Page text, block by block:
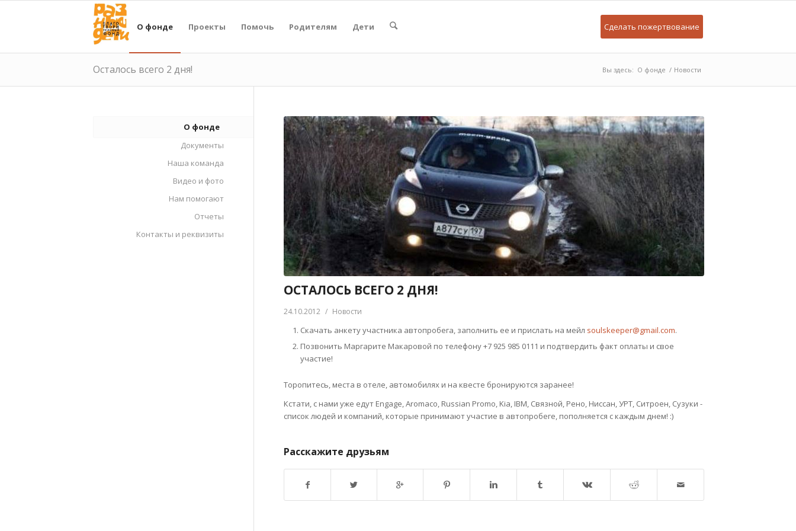
О фонде Проекты Помочь Родителям Дети Сделать пожертвование
Осталось всего 2 дня! Вы здесь: О фонде / Новости
О фонде
Документы
Наша команда
Видео и фото
Нам помогают
Отчеты
Контакты и реквизиты
ОСТАЛОСЬ ВСЕГО 2 ДНЯ!
24.10.2012 / Новости
Скачать анкету участника автопробега, заполнить ее и прислать на мейл soulskeeper@gmail.com.
Позвонить Маргарите Макаровой по телефону +7 925 985 0111 и подтвердить факт оплаты и свое
участие!
Торопитесь, места в отеле, автомобилях и на квесте бронируются заранее!
Кстати, с нами уже едут Engage, Aromaco, Russian Promo, Kia, IBM, Связной, Рено, Ниссан, УРТ, Ситроен, Сузуки -
список людей и компаний, которые принимают участие в автопробеге, пополняется с каждым днем! :)
Расскажите друзьям